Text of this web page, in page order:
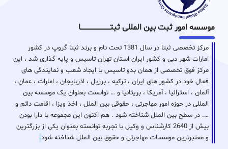
موسسه امور ثبت بین المللی ثبتـــــــــــــــــــــــــــــا
مرکز تخصصی ثبتا در سال 1381 تحت نام و برند ثبتا گروپ در کشور
امارات شهر دبی و کشور ایران استان تهران تاسیس و پایه گذاری شد ، این
مرکز فوق تخصصی از همان بدو تاسیس با ایجاد شعب و نمایندگی های
فعال خود در کشور های ایران ، ترکیه ، برزیل ، اذربایجان ، امارات ، عمان ،
آلمان ، استرالیا ، آمریکا ، بریتانیا و … توانست بعنوان یک موسسه بین
المللی در حوزه امور مهاجرتی ، حقوقی بین الملل ، اخذ ویزا ، اقامت دائم و
…. در سطح بین الملل شناخته شود . هم اکنون این مجموعه با دارا بودن
بیش از 2640 کارشناس و وکیل با تجربه توانسته بعنوان یکی از بزرگترین
و معتبرترین موسسات مهاجرتی و حقوق بین الملل شناخته شود.